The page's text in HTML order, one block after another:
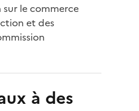
le commerce
et des
à des